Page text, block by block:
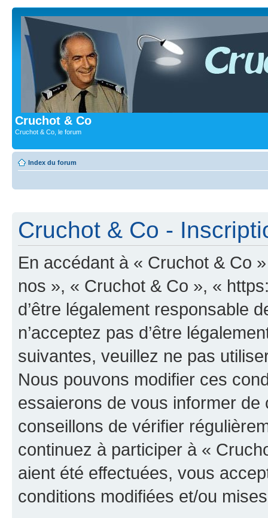
Cruchot & Co
Cruchot & Co, le forum
Index du forum
Cruchot & Co -
En accédant à « Cruchot & Co
nos », « Cruchot & Co », «
d’être légalement responsable
n’acceptez pas d’être
suivantes, veuillez ne pas
Nous pouvons modifier ces
essaierons de vous informer
conseillons de vérifier
continuez à participer à «
aient été effectuées, vous
conditions modifiées et/ou